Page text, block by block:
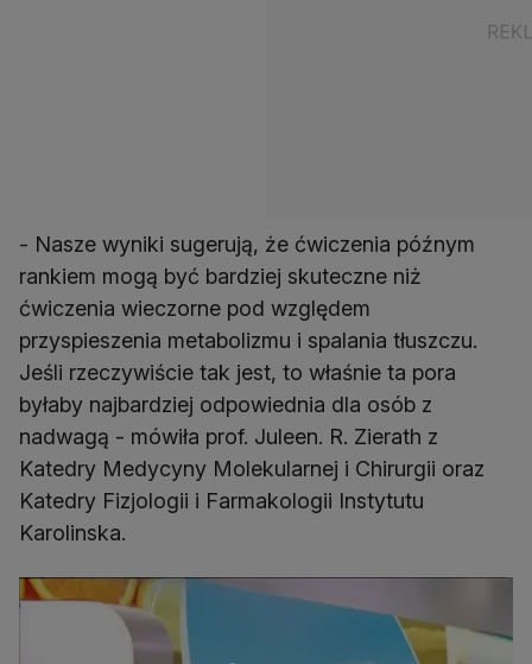
- Nasze wyniki sugerują, że ćwiczenia późnym
rankiem mogą być bardziej skuteczne niż
ćwiczenia wieczorne pod względem
przyspieszenia metabolizmu i spalania tłuszczu.
Jeśli rzeczywiście tak jest, to właśnie ta pora
byłaby najbardziej odpowiednia dla osób z
nadwagą - mówiła prof. Juleen. R. Zierath z
Katedry Medycyny Molekularnej i Chirurgii oraz
Katedry Fizjologii i Farmakologii Instytutu
Karolinska.